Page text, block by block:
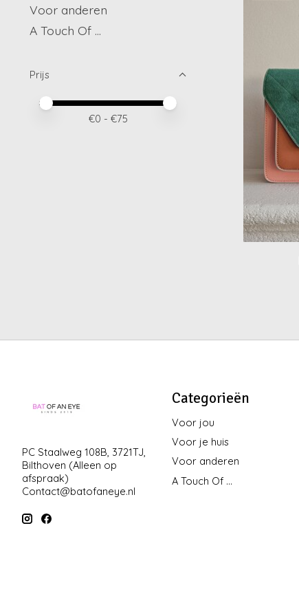
Voor anderen
A Touch Of ...
Prijs
Minimale prijswaarde
Price maximum value
€0 - €75
PC Staalweg 108B, 3721TJ,
Bilthoven (Alleen op
afspraak)
Contact@batofaneye.nl
Categorieën
Voor jou
Voor je huis
Voor anderen
A Touch Of ...